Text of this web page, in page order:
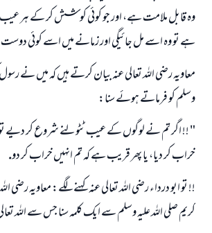
وہ قابل ملامت ہے، اور جو كوئى كوشش كر كے ہر عيب
ہے تو وہ اسے مل جائيگى اور زمانے ميں اسے كوئى
معاويہ رضى اللہ تعالى عنہ بيان كرتے ہيں كہ ميں نے رسول
وسلم كو فرماتے ہوئے سنا:
" !! اگر تم نے لوگوں كے عيب ٹٹولنے شروع كر ديے
خراب كر ديا، يا پھر قريب ہے كہ تم انہيں خراب كر دو.
!! تو ابو درداء رضى اللہ تعالى عنہ كہنے لگے: معاويہ رضى
كريم صلى اللہ عليہ وسلم سے ايك كلمہ سنا جس سے اللہ